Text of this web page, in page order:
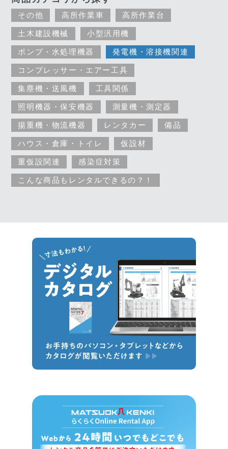
その他 高所作業車 高所作業台
土木建設機械 小型汎用機
ポンプ・水処理機器 発電機・溶接機関連
コンプレッサー・エアー工具
集塵機・送風機 工具関係
照明機器・保安機器 測量機・測定器
揚重機・物流機器 レンタカー 備品
ハウス・倉庫・トイレ 仮設材
重仮設関連 感染症対策
こんな商品もレンタルできるの？！